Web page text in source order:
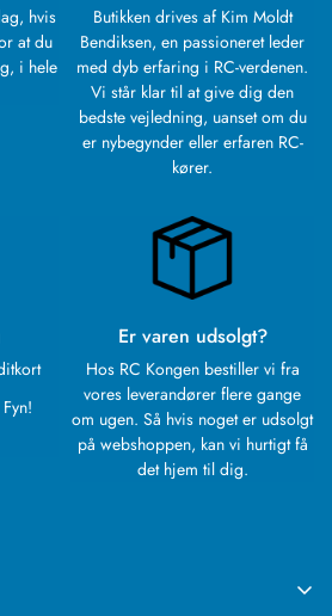
hvis
at du
i hele
Butikken drives af Kim Moldt
Bendiksen, en passioneret leder
med dyb erfaring i RC-verdenen.
Vi står klar til at give dig den
bedste vejledning, uanset om du
er nybegynder eller erfaren RC-
kører.
Er varen udsolgt?
Hos RC Kongen bestiller vi fra
vores leverandører flere gange
om ugen. Så hvis noget er udsolgt
på webshoppen, kan vi hurtigt få
det hjem til dig.
your age
years old or older?
YES, I AM